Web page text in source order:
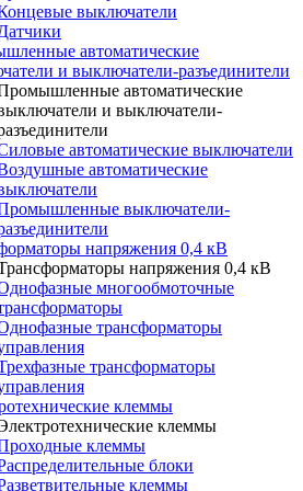
выключатели
автоматические
и выключатели-разъединители
автоматические
и выключатели-
автоматические выключатели
автоматические
выключатели-
напряжения 0,4 кВ
напряжения 0,4 кВ
многообмоточные
трансформаторы
трансформаторы
клеммы
клеммы
клеммы
блоки
клеммы